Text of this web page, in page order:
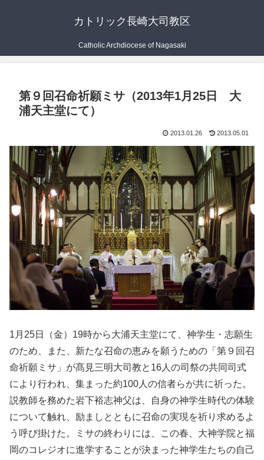
カトリック長崎大司教区
Catholic Archdiocese of Nagasaki
第９回召命祈願ミサ（2013年1月25日 大
浦天主堂にて）
2013.01.26 2013.05.01
1月25日（金）19時から大浦天主堂にて、神学生・志願生
のため、また、新たな召命の恵みを願うための「第９回召
命祈願ミサ」が髙見三明大司教と16人の司祭の共同司式
により行われ、集まった約100人の信者らが共に祈った。
説教師を務めた岩下裕志神父は、自身の神学生時代の体験
について触れ、励ましとともに召命の実現を祈り求めるよ
う呼び掛けた。ミサの終わりには、この春、大神学院と福
岡のコレジオに進学することが決まった神学生たちの自己